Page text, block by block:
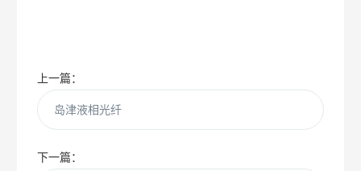
上一篇：
岛津液相光纤
下一篇：